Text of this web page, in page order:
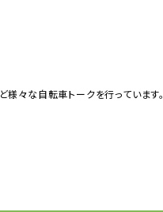
々な自転車トークを行っています。